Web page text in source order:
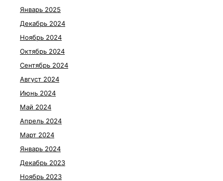
Январь 2025
Декабрь 2024
Ноябрь 2024
Октябрь 2024
Сентябрь 2024
Август 2024
Июнь 2024
Май 2024
Апрель 2024
Март 2024
Январь 2024
Декабрь 2023
Ноябрь 2023